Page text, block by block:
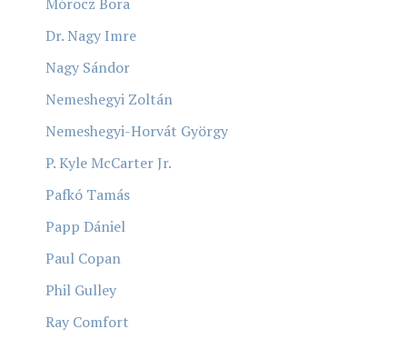
Dr. Nagy Imre
Nagy Sándor
Nemeshegyi Zoltán
Nemeshegyi-Horvát György
P. Kyle McCarter Jr.
Pafkó Tamás
Papp Dániel
Paul Copan
Phil Gulley
Ray Comfort